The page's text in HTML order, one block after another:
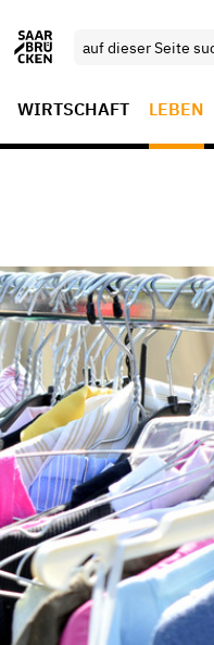
WIRTSCHAFT LEBEN